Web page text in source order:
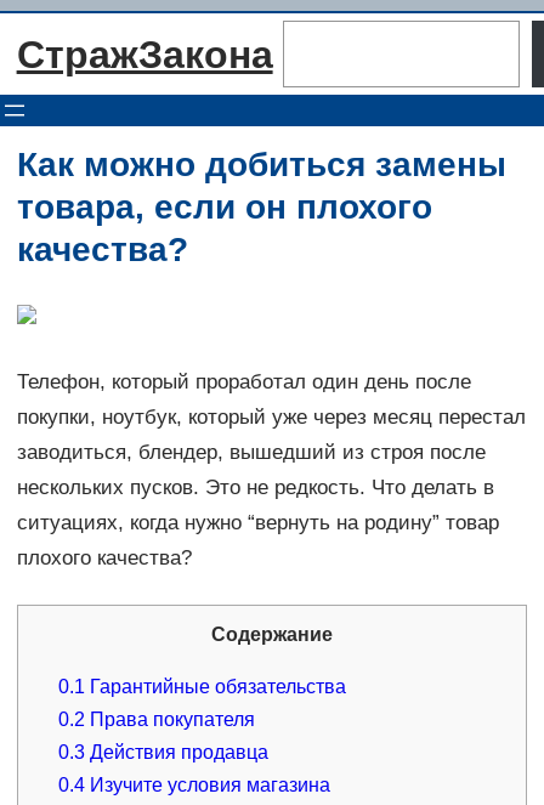
Перейти
СтражЗакона
Как можно добиться замены
товара, если он плохого
качества?
Телефон, который проработал один день после
покупки, ноутбук, который уже через месяц перестал
заводиться, блендер, вышедший из строя после
нескольких пусков. Это не редкость. Что делать в
ситуациях, когда нужно “вернуть на родину” товар
плохого качества?
Содержание
0.1 Гарантийные обязательства
0.2 Права покупателя
0.3 Действия продавца
0.4 Изучите условия магазина